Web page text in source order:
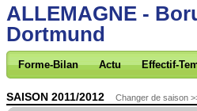
ALLEMAGNE -
Dortmund
Forme-Bilan Actu Effectif-
SAISON 2011/2012 Changer de saison